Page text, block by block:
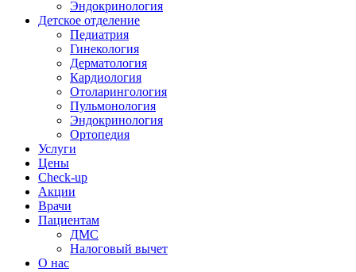
Эндокринология
Детское отделение
Педиатрия
Гинекология
Дерматология
Кардиология
Отоларингология
Пульмонология
Эндокринология
Ортопедия
Услуги
Цены
Check-up
Акции
Врачи
Пациентам
ДМС
Налоговый вычет
О нас